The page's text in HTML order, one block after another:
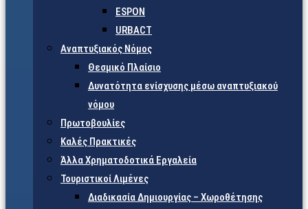
ESPON
URBACT
Αναπτυξιακός Νόμος
Θεσμικό Πλαίσιο
Δυνατότητα ενίσχυσης μέσω αναπτυξιακού
νόμου
Πρωτοβουλίες
Καλές Πρακτικές
Άλλα Χρηματοδοτικά Εργαλεία
Τουριστικοί Λιμένες
Διαδικασία Δημιουργίας – Χωροθέτησης